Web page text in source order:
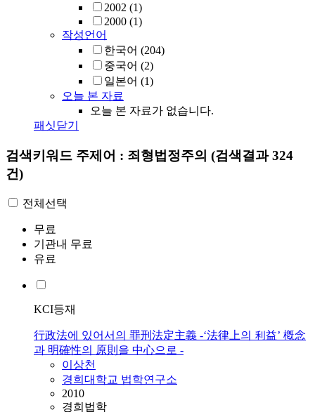
2002 (1)
2000 (1)
작성언어
한국어 (204)
중국어 (2)
일본어 (1)
오늘 본 자료
오늘 본 자료가 없습니다.
패싯닫기
검색키워드 주제어 : 죄형법정주의 (검색결과 324
건)
전체선택
무료
기관내 무료
유료
KCI등재
行政法에 있어서의 罪刑法定主義 -‘法律上의 利益’ 槪念
과 明確性의 原則을 中心으로 -
이상천
경희대학교 법학연구소
2010
경희법학